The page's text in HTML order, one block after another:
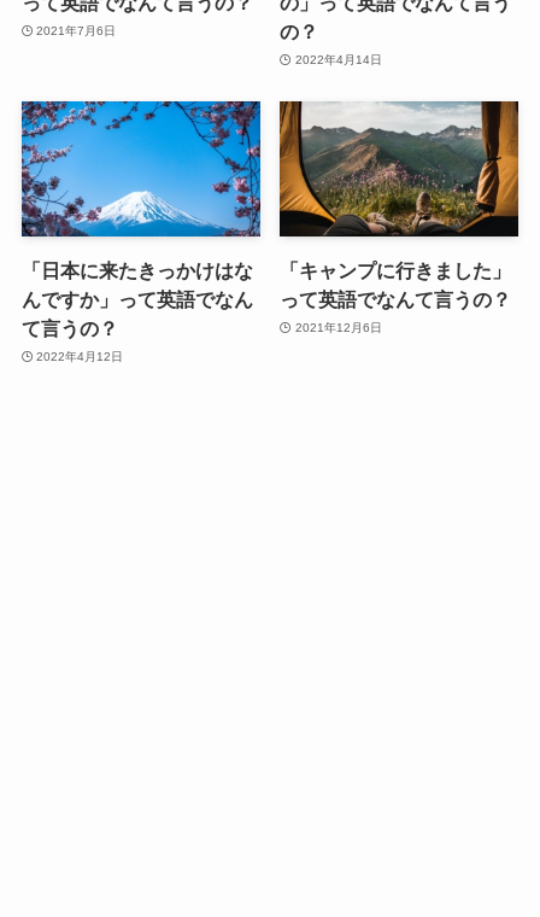
2021年7月6日
の？
2022年4月14日
「日本に来たきっかけはな
んですか」って英語でなん
て言うの？
2022年4月12日
「キャンプに行きました」
って英語でなんて言うの？
2021年12月6日